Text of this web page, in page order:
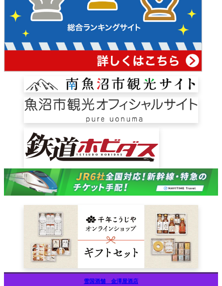
雪国酒舗 金澤屋酒店